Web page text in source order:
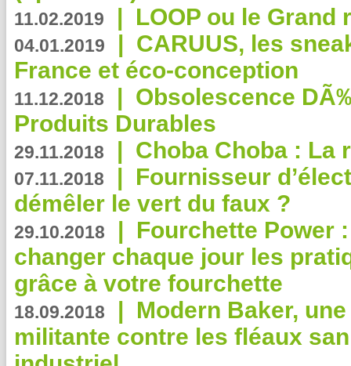
11.02.2019 | LOOP ou le Grand
04.01.2019 | CARUUS, les
France et éco-conception
11.12.2018 | Obsolescence
Produits Durables
29.11.2018 | Choba Choba : La
07.11.2018 | Fournisseur
démêler le vert du faux ?
29.10.2018 | Fourchette Power
changer chaque jour les
grâce à votre fourchette
18.09.2018 | Modern Baker,
militante contre les fléaux